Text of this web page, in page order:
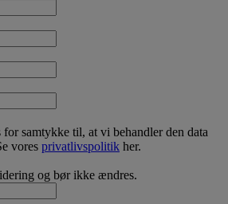
samtykke til, at vi behandler den data
vores privatlivspolitik her.
og bør ikke ændres.